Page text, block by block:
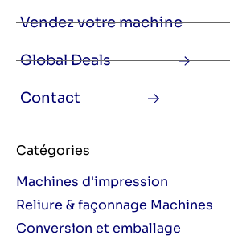
Vendez votre machine
Global Deals
Contact
Catégories
Machines d'impression
Reliure & façonnage Machines
Conversion et emballage